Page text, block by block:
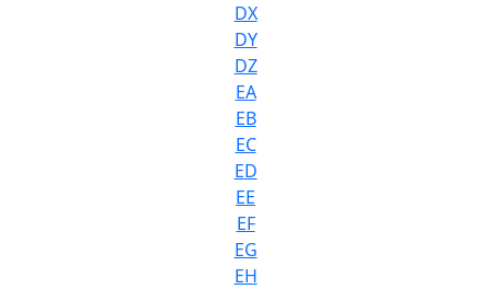
DX
DY
DZ
EA
EB
EC
ED
EE
EF
EG
EH